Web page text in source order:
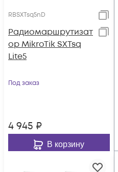
RBSXTsq5nD
Радиомаршрутизат
ор MikroTik SXTsq
Lite5
Под заказ
4 945 ₽
В корзину